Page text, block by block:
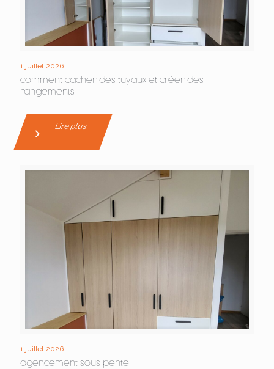
1 juillet 2026
comment cacher des tuyaux et créer des
rangements
Lire plus
1 juillet 2026
agencement sous pente